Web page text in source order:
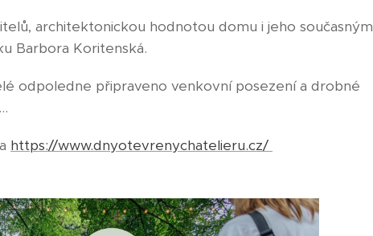
architektonickou hodnotou domu i jeho současným
Barbora Koritenská.
odpoledne připraveno venkovní posezení a drobné
https://www.dnyotevrenychatelieru.cz/